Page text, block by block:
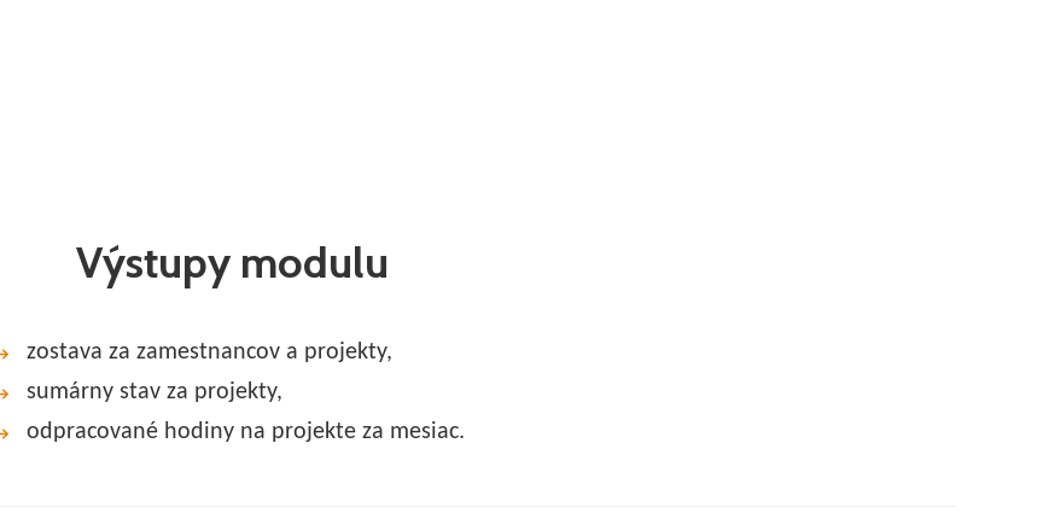
Výstupy modulu
zostava za zamestnancov a projekty,
sumárny stav za projekty,
odpracované hodiny na projekte za mesiac.